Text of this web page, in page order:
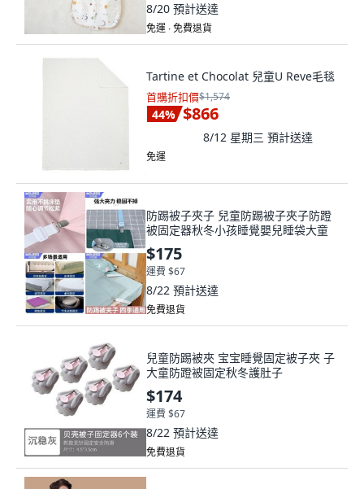
8/20 預計送達
免運 ∙ 免費退貨
Tartine et Chocolat 兒童U Reve毛毯
首購折扣價$1,574
44% $866
8/12 星期三 預計送達
免運
防踢被子夾子 兒童防踢被子夾子防蹬
被固定器秋冬小孩睡覺嬰兒睡袋大童
$175
運費 $67
8/22 預計送達
免費退貨
兒童防踢被夾 宝宝睡覺固定被子夾 子
大童防蹬被固定秋冬護肚子
$174
運費 $67
8/22 預計送達
免費退貨